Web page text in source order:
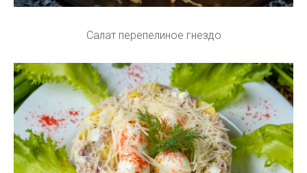
Салат перепелиное гнездо